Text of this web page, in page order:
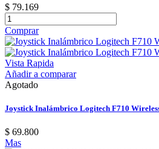
$ 79.169
Comprar
Vista Rapida
Añadir a comparar
Agotado
Joystick Inalámbrico Logitech F710
$ 69.800
Mas